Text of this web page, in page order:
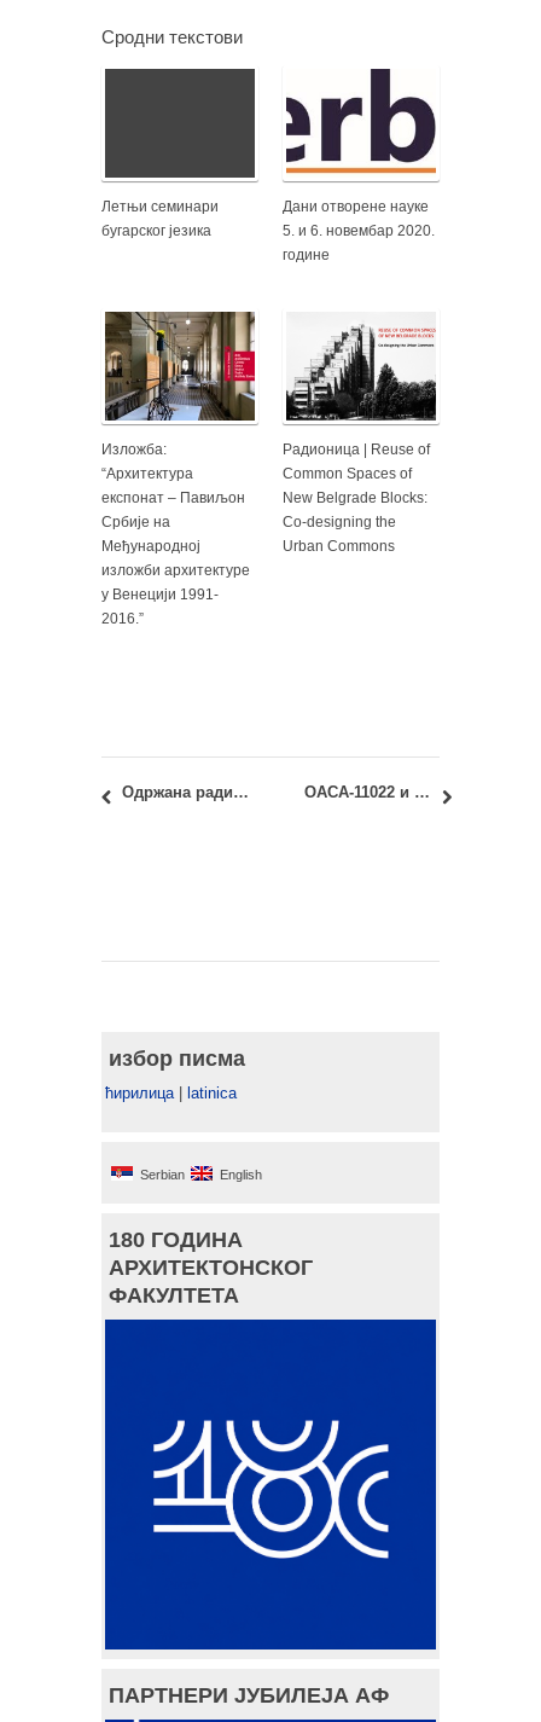
Сродни текстови
Летњи семинари
бугарског језика
Дани отворене науке
5. и 6. новембар 2020.
године
Изложба:
“Архитектура
експонат – Павиљон
Србије на
Међународној
изложби архитектуре
у Венецији 1991-
2016.”
Радионица | Reuse of
Common Spaces of
New Belgrade Blocks:
Co-designing the
Urban Commons
Одржана радионица “Unforeseen Impulses of Modernism: The Case of New Belgrade” (19-29.11.2018) ОАСА-11022 и ИАСА-11022 Архитектура данас: увид у радове колоквијума
избор писма
ћирилица latinica
Serbian English
180 ГОДИНА
АРХИТЕКТОНСКОГ
ФАКУЛТЕТА
ПАРТНЕРИ ЈУБИЛЕЈА АФ